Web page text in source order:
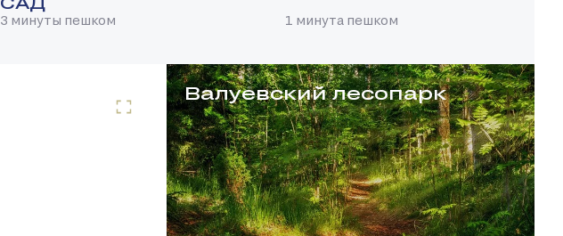
3 минуты пешком 1 минута пешком
Валуевский лесопарк